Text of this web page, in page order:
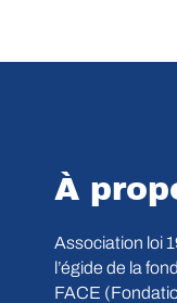
À
Association loi
l’égide de la
FACE